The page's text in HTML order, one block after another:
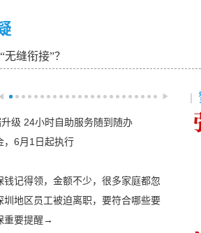
缝衔接”？
级 24小时自助服务随到随办
，6月1日起执行
钱记得领，金额不少，很多家庭都忽
圳地区员工被迫离职，要符合哪些要
重要提醒→